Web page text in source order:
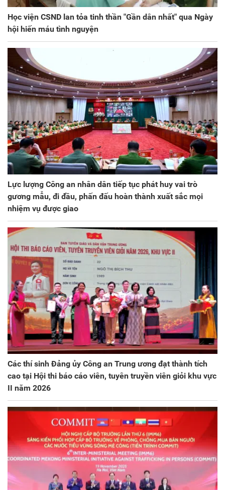
Học viện CSND lan tỏa tinh thần "Gần dân nhất" qua Ngày
hội hiến máu tình nguyện
Lực lượng Công an nhân dân tiếp tục phát huy vai trò
gương mẫu, đi đầu, phấn đấu hoàn thành xuất sắc mọi
nhiệm vụ được giao
Các thí sinh Đảng ủy Công an Trung ương đạt thành tích
cao tại Hội thi báo cáo viên, tuyên truyền viên giỏi khu vực
II năm 2026